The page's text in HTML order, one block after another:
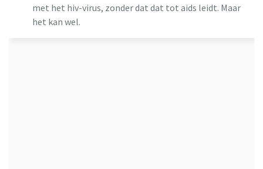
met het hiv-virus, zonder dat dat tot aids leidt. Maar
het kan wel.